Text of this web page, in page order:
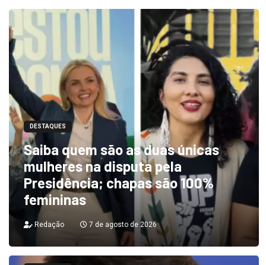
DESTAQUES
Saiba quem são as duas únicas
mulheres na disputa pela
Presidência; chapas são 100%
femininas
Redação 7 de agosto de 2026